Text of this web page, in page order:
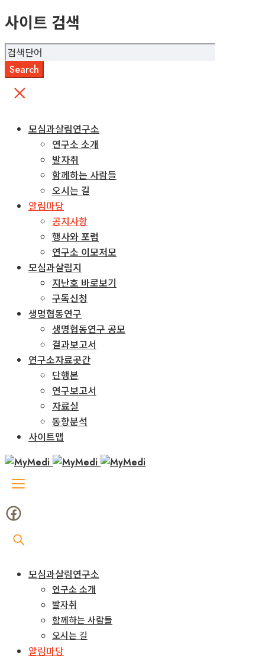
사이트 검색
모심과살림연구소
연구소 소개
발자취
함께하는 사람들
오시는 길
알림마당
공지사항
행사와 포럼
연구소 이모저모
모심과살림지
지난호 바로보기
구독신청
생명협동연구
생명협동연구 공모
결과보고서
연구소자료곳간
단행본
연구보고서
자료실
동향분석
사이트맵
모심과살림연구소
연구소 소개
발자취
함께하는 사람들
오시는 길
알림마당